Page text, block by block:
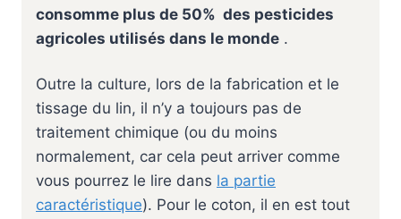
consomme plus de 50% des pesticides
agricoles utilisés dans le monde .
Outre la culture, lors de la fabrication et le
tissage du lin, il n’y a toujours pas de
traitement chimique (ou du moins
normalement, car cela peut arriver comme
vous pourrez le lire dans la partie
caractéristique). Pour le coton, il en est tout